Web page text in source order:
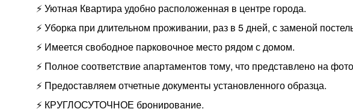
⚡️ Уютная Квартира удобно расположенная в центре города.
⚡️ Уборка при длительном проживании, раз в 5 дней, с заменой
⚡️ Имеется свободное парковочное место рядом с домом.
⚡️ Полное соответствие апартаментов тому, что представлено на
⚡️ Предоставляем отчетные документы установленного образца.
⚡️ КРУГЛОСУТОЧНОЕ бронирование.